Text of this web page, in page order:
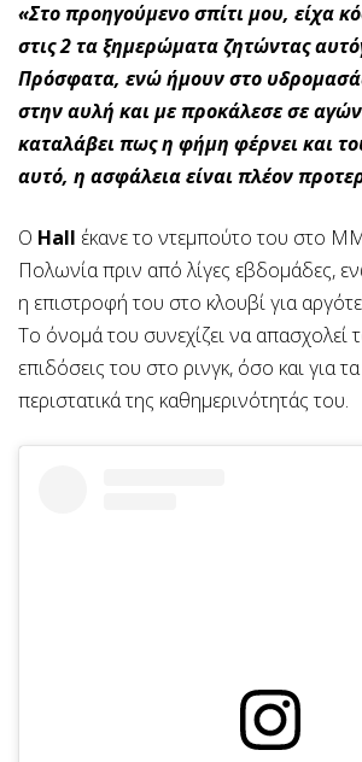
«Στο προηγούμενο σπίτι μου, είχα
στις 2 τα ξημερώματα ζητώντας
Πρόσφατα, ενώ ήμουν στο
στην αυλή και με προκάλεσε σε
καταλάβει πως η φήμη φέρνει και
αυτό, η ασφάλεια είναι πλέον
Ο Hall έκανε το ντεμπούτο του στο
Πολωνία πριν από λίγες εβδομάδες,
η επιστροφή του στο κλουβί για
Το όνομά του συνεχίζει να απασχολεί
επιδόσεις του στο ρινγκ, όσο και για
περιστατικά της καθημερινότητάς του.